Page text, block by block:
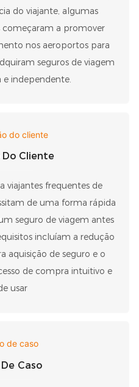
do viajante, algumas
começaram a promover
nos aeroportos para
seguros de viagem
independente.
Do Cliente
viajantes frequentes de
de uma forma rápida
seguro de viagem antes
incluíam a redução
aquisição de seguro e o
de compra intuitivo e
usar
Caso